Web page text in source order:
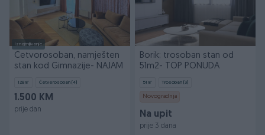
Iznajmljivanje
Četvorosoban, namješten
stan kod Gimnazije- NAJAM
128㎡ Četverosoban (4)
1.500 KM
prije dan
Borik; trosoban stan od
51m2- TOP PONUDA
51 ㎡ Trosoban (3)
Novogradnja
Na upit
prije 3 dana